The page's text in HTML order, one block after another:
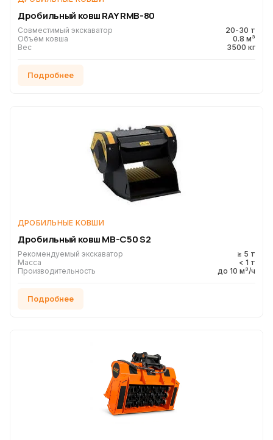
Дробильный ковш RAY RMB-80
Совместимый экскаватор
20-30 т
Объём ковша
0.8 м³
Вес
3500 кг
Подробнее
ДРОБИЛЬНЫЕ КОВШИ
Дробильный ковш MB-C50 S2
Рекомендуемый экскаватор
≥ 5 т
Масса
< 1 т
Производительность
до 10 м³/ч
Подробнее